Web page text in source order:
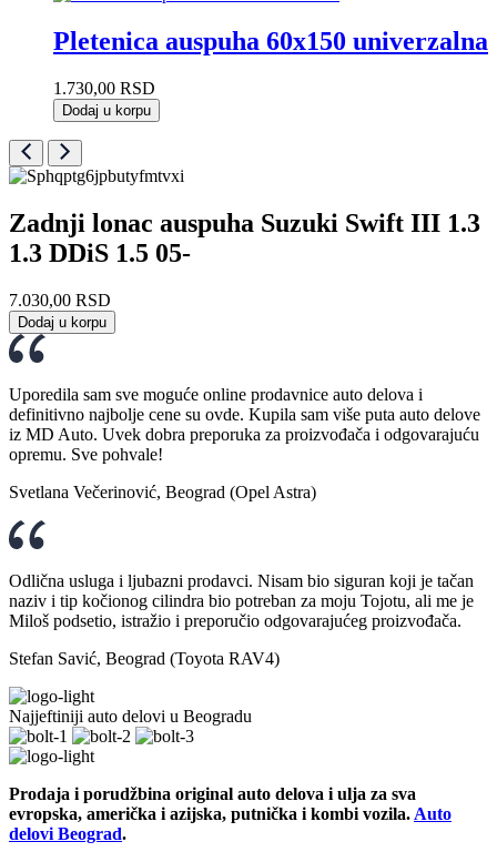
Pletenica auspuha 60x150 univerzalna
1.730,00 RSD
Dodaj u korpu
Zadnji lonac auspuha Suzuki Swift III 1.3
1.3 DDiS 1.5 05-
7.030,00 RSD
Dodaj u korpu
Uporedila sam sve moguće online prodavnice auto delova i
definitivno najbolje cene su ovde. Kupila sam više puta auto delove
iz MD Auto. Uvek dobra preporuka za proizvođača i odgovarajuću
opremu. Sve pohvale!
Svetlana Večerinović, Beograd (Opel Astra)
Odlična usluga i ljubazni prodavci. Nisam bio siguran koji je tačan
naziv i tip kočionog cilindra bio potreban za moju Tojotu, ali me je
Miloš podsetio, istražio i preporučio odgovarajućeg proizvođača.
Stefan Savić, Beograd (Toyota RAV4)
Najjeftiniji auto delovi u Beogradu
Prodaja i porudžbina original auto delova i ulja za sva
evropska, američka i azijska, putnička i kombi vozila. Auto
delovi Beograd.